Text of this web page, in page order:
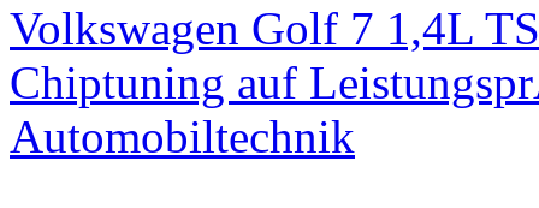
Volkswagen Golf 7 1,4L
Chiptuning auf
Automobiltechnik